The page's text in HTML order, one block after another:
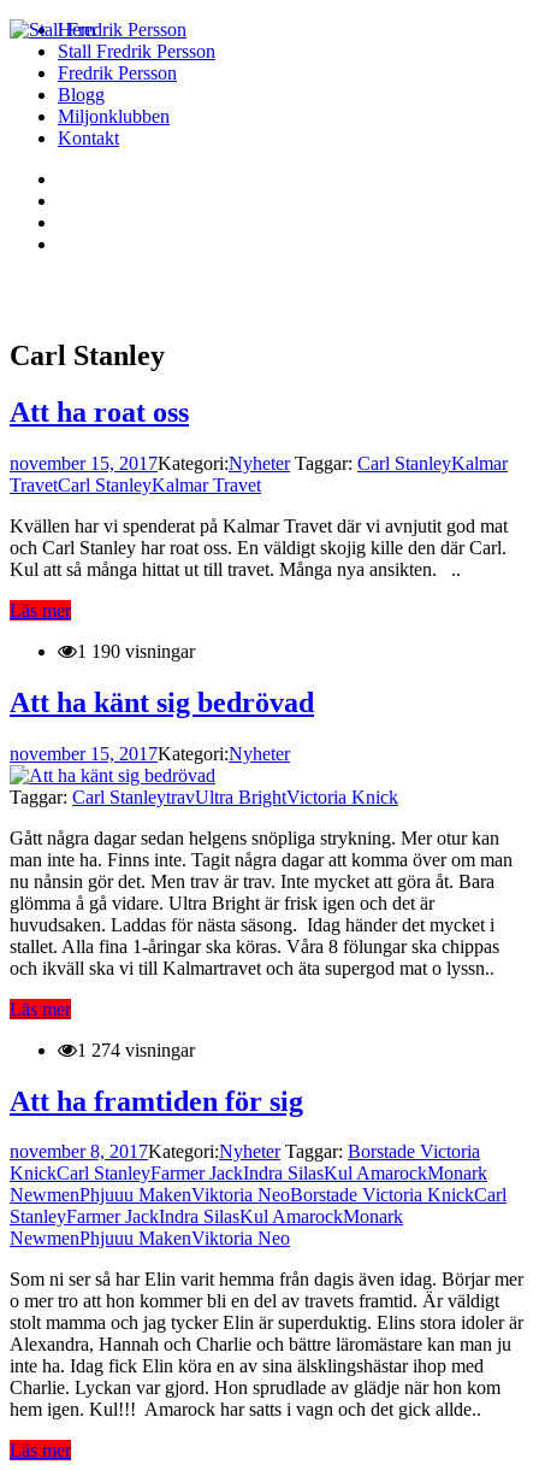
Hem
Stall Fredrik Persson
Fredrik Persson
Blogg
Miljonklubben
Kontakt
Carl Stanley
Att ha roat oss
november 15, 2017Kategori:Nyheter Taggar: Carl StanleyKalmar
TravetCarl StanleyKalmar Travet
Kvällen har vi spenderat på Kalmar Travet där vi avnjutit god mat
och Carl Stanley har roat oss. En väldigt skojig kille den där Carl.
Kul att så många hittat ut till travet. Många nya ansikten. ..
Läs mer
1 190 visningar
Att ha känt sig bedrövad
november 15, 2017Kategori:Nyheter
Taggar: Carl StanleytravUltra BrightVictoria Knick
Gått några dagar sedan helgens snöpliga strykning. Mer otur kan
man inte ha. Finns inte. Tagit några dagar att komma över om man
nu nånsin gör det. Men trav är trav. Inte mycket att göra åt. Bara
glömma å gå vidare. Ultra Bright är frisk igen och det är
huvudsaken. Laddas för nästa säsong. Idag händer det mycket i
stallet. Alla fina 1-åringar ska köras. Våra 8 fölungar ska chippas
och ikväll ska vi till Kalmartravet och äta supergod mat o lyssn..
Läs mer
1 274 visningar
Att ha framtiden för sig
november 8, 2017Kategori:Nyheter Taggar: Borstade Victoria
KnickCarl StanleyFarmer JackIndra SilasKul AmarockMonark
NewmenPhjuuu MakenViktoria NeoBorstade Victoria KnickCarl
StanleyFarmer JackIndra SilasKul AmarockMonark
NewmenPhjuuu MakenViktoria Neo
Som ni ser så har Elin varit hemma från dagis även idag. Börjar mer
o mer tro att hon kommer bli en del av travets framtid. Är väldigt
stolt mamma och jag tycker Elin är superduktig. Elins stora idoler är
Alexandra, Hannah och Charlie och bättre läromästare kan man ju
inte ha. Idag fick Elin köra en av sina älsklingshästar ihop med
Charlie. Lyckan var gjord. Hon sprudlade av glädje när hon kom
hem igen. Kul!!! Amarock har satts i vagn och det gick allde..
Läs mer